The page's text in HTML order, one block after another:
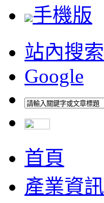
手機版
站內搜索
Google
首頁
產業資訊